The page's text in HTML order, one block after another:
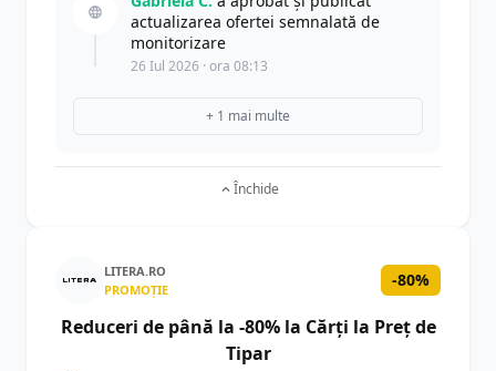
actualizarea ofertei semnalată de
monitorizare
26 Iul 2026 · ora 08:13
+ 1 mai multe
Închide
LITERA.RO
PROMOȚIE
-80%
Reduceri de până la -80% la Cărți la Preț de
Tipar